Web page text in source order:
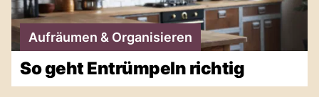
Aufräumen & Organisieren
So geht Entrümpeln richtig